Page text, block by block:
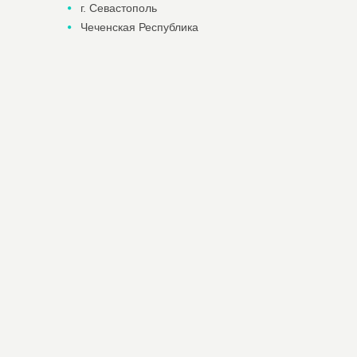
г. Севастополь
Чеченская Республика